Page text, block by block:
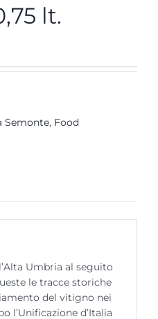
lt.
Semonte, Food
Umbria al seguito
le tracce storiche
del vitigno nei
l’Unificazione d’Italia